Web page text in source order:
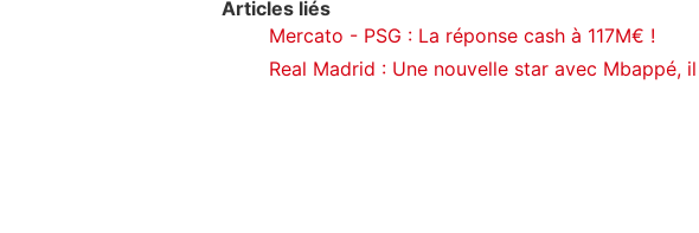
Articles liés
Mercato - PSG : La réponse cash à 117M€ !
Real Madrid : Une nouvelle star avec Mbappé,